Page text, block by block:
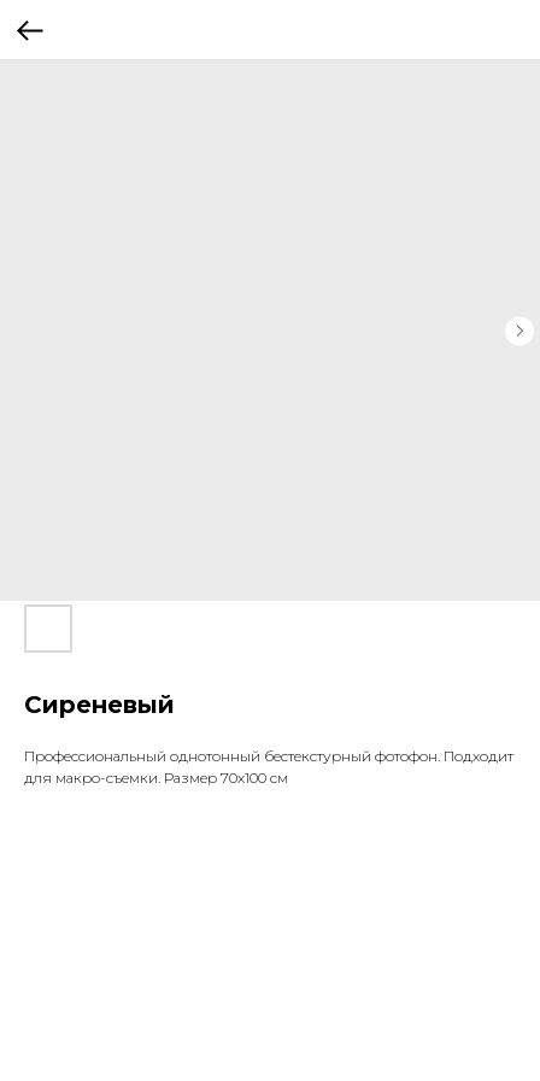
Сиреневый
Профессиональный однотонный бестекстурный фотофон. Подходит
для макро-съемки. Размер 70х100 см